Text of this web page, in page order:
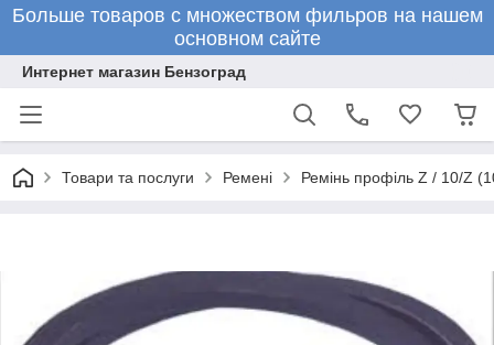
Больше товаров с множеством фильров на нашем
основном сайте
Интернет магазин Бензоград
Товари та послуги Ремені Ремінь профіль Z / 10/Z